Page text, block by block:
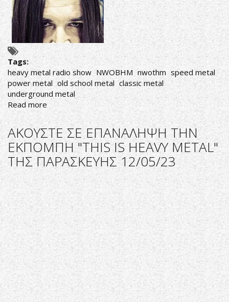
Tags:
heavy metal radio show NWOBHM nwothm speed metal
power metal old school metal classic metal
underground metal
Read more about
ΑΚΟΥΣΤΕ
ΣΕ
ΕΠΑΝΑΛΗΨΗ
ΤΗΝ
ΕΚΠΟΜΠΗ
"THIS
IS
HEAVY
METAL"
ΤΗΣ
ΤΡΙΤΗΣ
16/05/23
ΚΑΙ
ΠΑΡΑΣΚΕΥΗ
19/05/23
ΑΚΟΥΣΤΕ ΣΕ ΕΠΑΝΑΛΗΨΗ ΤΗΝ
ΕΚΠΟΜΠΗ "THIS IS HEAVY METAL"
ΤΗΣ ΠΑΡΑΣΚΕΥΗΣ 12/05/23